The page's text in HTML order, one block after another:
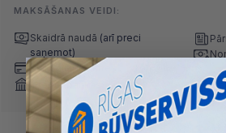
MAKSĀŠANAS VEIDI:
Skaidrā naudā (arī preci
saņemot)
Maksājumu kartes
Internetbankas